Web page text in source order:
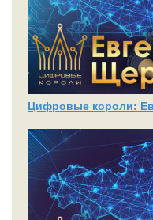
Цифровые короли: